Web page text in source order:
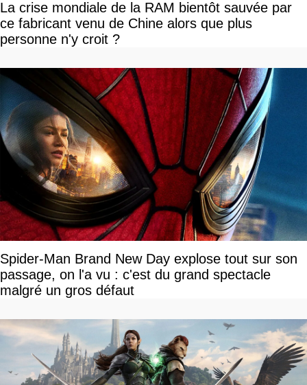
La crise mondiale de la RAM bientôt sauvée par
ce fabricant venu de Chine alors que plus
personne n'y croit ?
Spider-Man Brand New Day explose tout sur son
passage, on l'a vu : c'est du grand spectacle
malgré un gros défaut